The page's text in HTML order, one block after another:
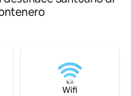
si vychutnat
na kole od
Wifi